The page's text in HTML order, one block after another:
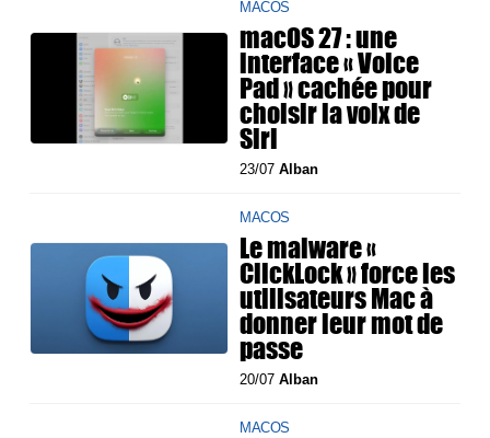
MACOS
macOS 27 : une
interface « Voice
Pad » cachée pour
choisir la voix de
Siri
23/07Alban
MACOS
Le malware «
ClickLock » force les
utilisateurs Mac à
donner leur mot de
passe
20/07Alban
MACOS